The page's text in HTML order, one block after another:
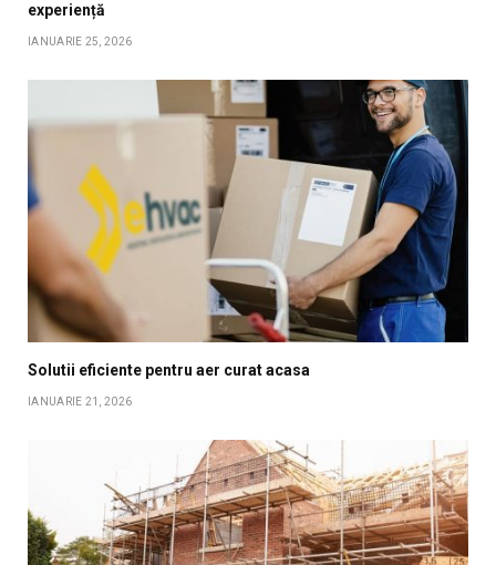
experiență
IANUARIE 25, 2026
Solutii eficiente pentru aer curat acasa
IANUARIE 21, 2026